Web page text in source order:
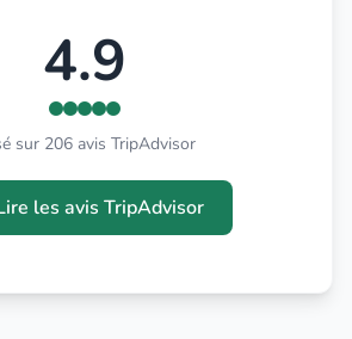
4.9
sur 206 avis TripAdvisor
les avis TripAdvisor